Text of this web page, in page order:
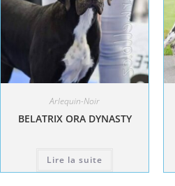
Arlequin-Noir
BELATRIX ORA DYNASTY
Lire la suite